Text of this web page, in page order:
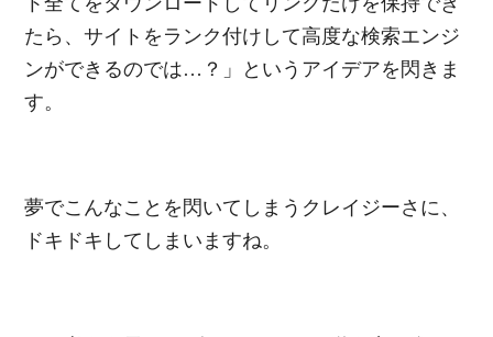
たら、サイトをランク付けして高度な検索エンジ
ンができるのでは…？」というアイデアを閃きま
す。
夢でこんなことを閃いてしまうクレイジーさに、
ドキドキしてしまいますね。